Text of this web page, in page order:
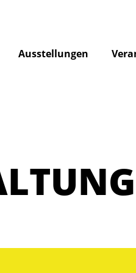
Ausstellungen